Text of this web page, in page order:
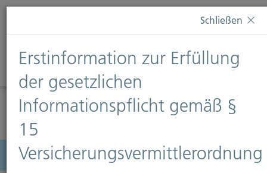
Diese Webseite verwendet Cookies. Wenn Sie weiterhin
Informationen finden Sie auf unserer SeiteDatenschutz
Diese Nachricht nicht erneut anzeigen
Menü
Schließen
Erstinformation zur Erfüllung
der gesetzlichen
Informationspflicht gemäß §
15
Versicherungsvermittlerordnung